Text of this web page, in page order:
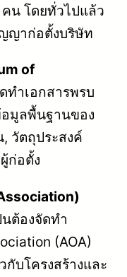
น โดยทั่วไปแล้ว
ญาก่อตั้งบริษัท
of
ทำเอกสารพรบ
มูลพื้นฐานของ
วัตถุประสงค์
ก่อตั้ง
ต้องจัดทำ
(AOA)
กับโครงสร้างและ